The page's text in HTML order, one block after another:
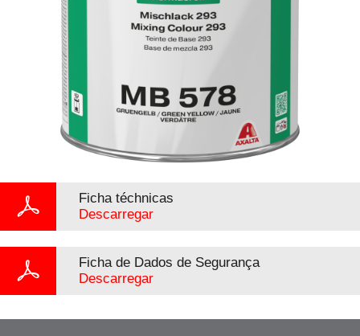
Ficha téchnicas
Descarregar
Ficha de Dados de Segurança
Descarregar